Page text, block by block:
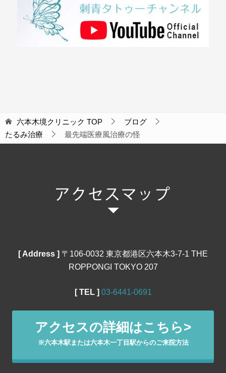
六本木境クリニック TOP
ブログ
たるみ治療
最先端医療風治療の怪
[ Address ] 〒106‐0032 東京都港区六本木3-7-1 THE
ROPPONGI TOKYO 207
[ TEL ] 03‐6441‐0691
アクセスの詳細はこちら>
※六本木駅または六本木一丁目駅からのご来院方法